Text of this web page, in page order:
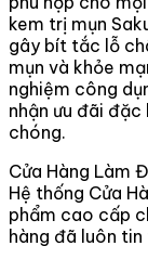
kem trị mụn
gây bít tắc lỗ
mụn và khỏe
nghiệm công
nhận ưu đãi
chóng.
Cửa Hàng Làm
Hệ thống Cửa
phẩm cao cấp
hàng đã luôn tin